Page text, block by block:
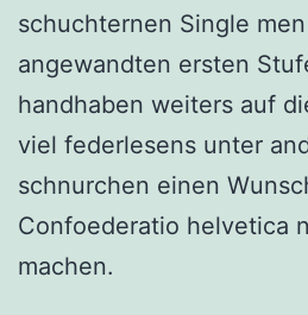
schuchternen Single
angewandten ersten
handhaben weiters auf
viel federlesens unter
schnurchen einen
Confoederatio helvetica
machen.